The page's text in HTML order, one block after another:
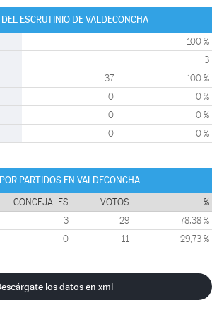
DEL ESCRUTINIO DE VALDECONCHA
100 %
3
37 100 %
0 0 %
0 0 %
0 0 %
PARTIDOS EN VALDECONCHA
CONCEJALES VOTOS %
3 29 78,38 %
0 11 29,73 %
los datos en xml